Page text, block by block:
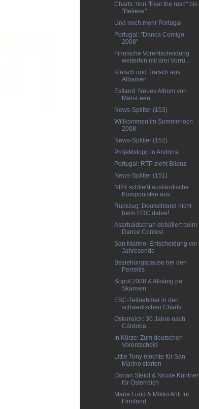
Charts: Von "Feel the rush" bis
"Believe"
Und noch mehr Portugal
Portugal: "Danca Comigo
2008"
Finnische Vorentscheidung
weiterhin mit drei Vorru...
Klatsch und Tratsch aus
Albanien
Estland: Neues Album von
Mari-Leen
News-Splitter (153)
Willkommen im Sommerloch
2008
News-Splitter (152)
Projektstopp in Andorra
Portugal: RTP zieht Bilanz
News-Splitter (151)
NRK schließt ausländische
Komponisten aus
Rückzug: Deutschland nicht
beim EDC dabei!
Aserbaidschan debütiert beim
Dance Contest
San Marino: Entscheidung vor
Jahresende
Beziehungspause bei den
Perrellis
Sopot 2008 & Allsång på
Skansen
ESC-Teilnehmer in den
schwedischen Charts
Österreich: 30 Jahre nach
Córdoba...
In Kürze: Zum deutschen
Vorentscheid
Little Tony möchte für San
Marino starten
Dorian Steidl & Nicole Kuntner
für Österreich
Maria Lund & Mikko Ahti für
Finnland